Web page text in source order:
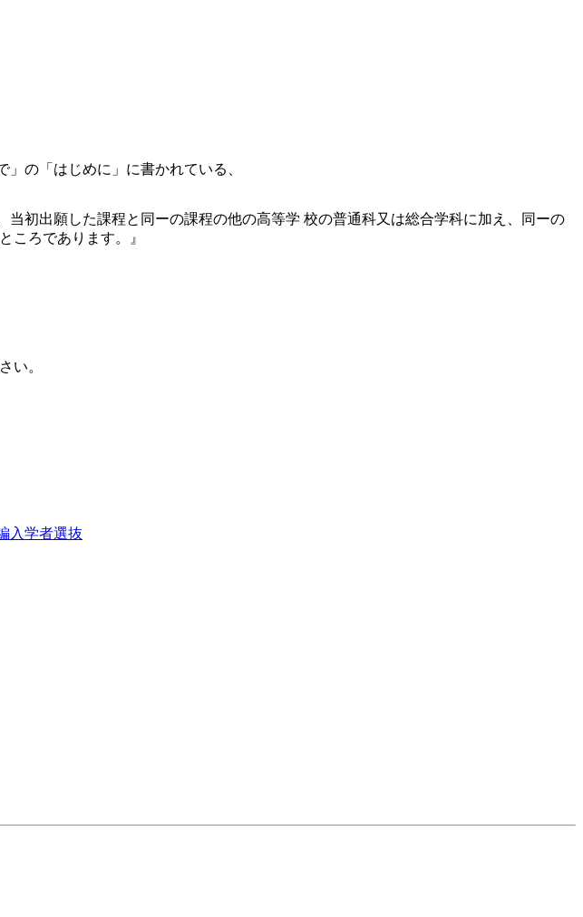
の「はじめに」に書かれている、
初出願した課程と同ーの課程の他の高等学 校の普通科又は総合学科に加え、同ーの
ころであります。』
い。
入学者選抜